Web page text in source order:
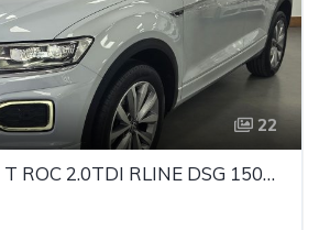
22
VOLKSWAGEN T ROC 2.0TDI RLINE DSG 150CV